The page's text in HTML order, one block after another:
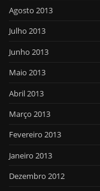
Agosto 2013
Julho 2013
Junho 2013
Maio 2013
Abril 2013
Março 2013
Fevereiro 2013
Janeiro 2013
Dezembro 2012